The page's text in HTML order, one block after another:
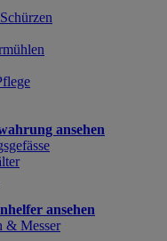
ansehen
ansehen
& Messer